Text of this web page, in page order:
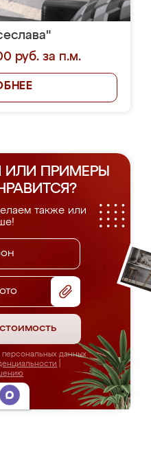
руб. за п.м.
ИЛИ ПРИМЕРЫ
также или
данных